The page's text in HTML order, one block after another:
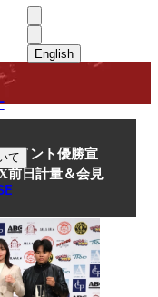
中文（简体
中文（繁體
て
English
メント優勝宣
前日計量＆会見